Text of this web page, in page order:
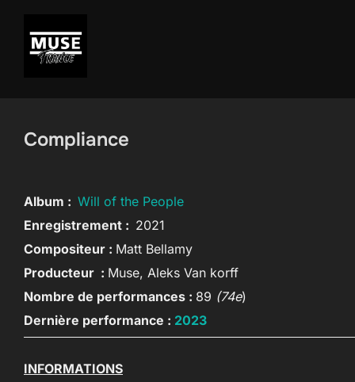
contenu
Compliance
Album : Will of the People
Enregistrement : 2021
Compositeur : Matt Bellamy
Producteur : Muse, Aleks Van korff
Nombre de performances : 89 (74e)
Dernière performance : 2023
INFORMATIONS